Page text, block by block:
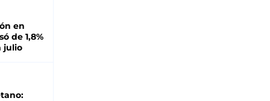
en
de 1,8%
julio